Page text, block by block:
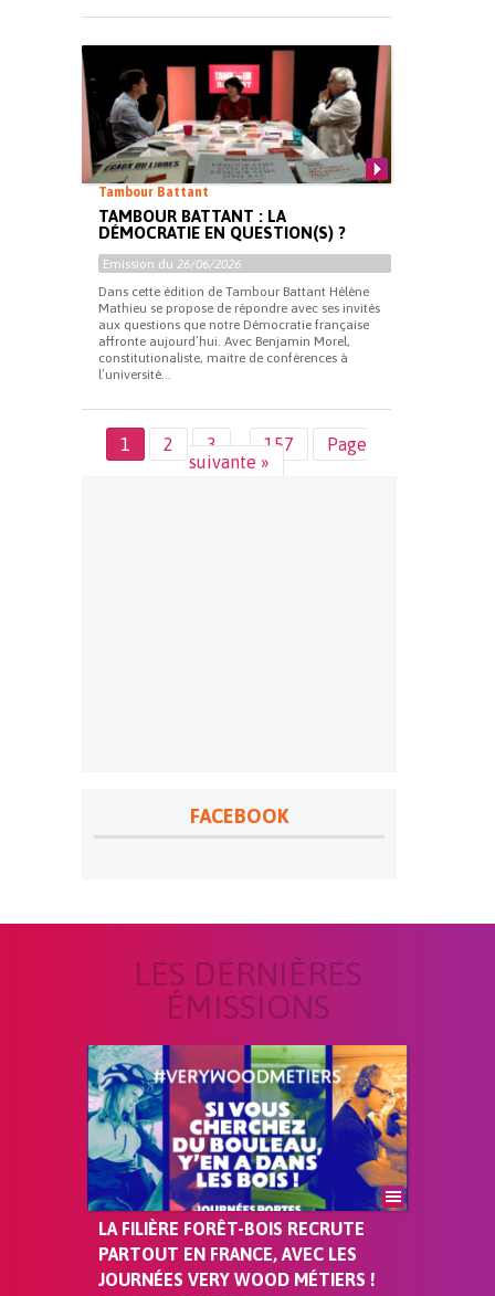
Tambour Battant
TAMBOUR BATTANT : LA
DÉMOCRATIE EN QUESTION(S) ?
Emission du 26/06/2026
Dans cette édition de Tambour Battant Hélène
Mathieu se propose de répondre avec ses invités
aux questions que notre Démocratie française
affronte aujourd’hui. Avec Benjamin Morel,
constitutionaliste, maitre de conférences à
l’université...
1 2 3 … 157
Page
suivante »
FACEBOOK
LES DERNIÈRES
ÉMISSIONS
LA FILIÈRE FORÊT-BOIS RECRUTE
PARTOUT EN FRANCE, AVEC LES
JOURNÉES VERY WOOD MÉTIERS !